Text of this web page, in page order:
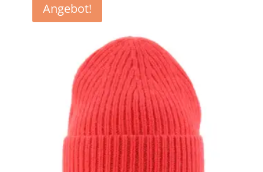
Angebot!